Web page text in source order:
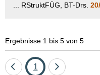
... RStruktFÜG, BT-Drs.
Ergebnisse 1 bis 5 von 5
EineSeite
1 Eine